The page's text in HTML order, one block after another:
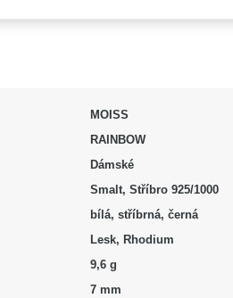
MOISS
RAINBOW
Dámské
Smalt, Stříbro 925/1000
bílá, stříbrná, černá
Lesk, Rhodium
9,6 g
7 mm